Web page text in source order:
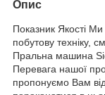
Опис
Показник Якості
побутову техніку,
Пральна машина
Перевага нашої
пропонуємо Вам